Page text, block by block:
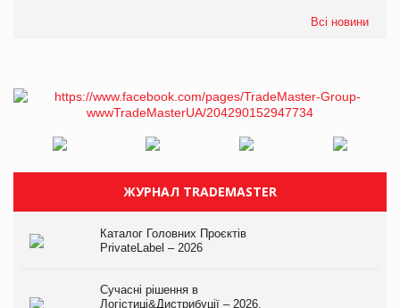
Всі новини
ЖУРНАЛ TRADEMASTER
Каталог Головних Проєктів
PrivateLabel – 2026
Сучасні рішення в
Логістиці&Дистрибуції – 2026.